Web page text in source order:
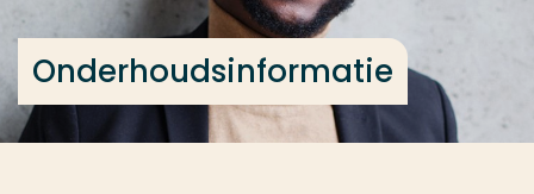
Onderhoudsinformatie
Contact